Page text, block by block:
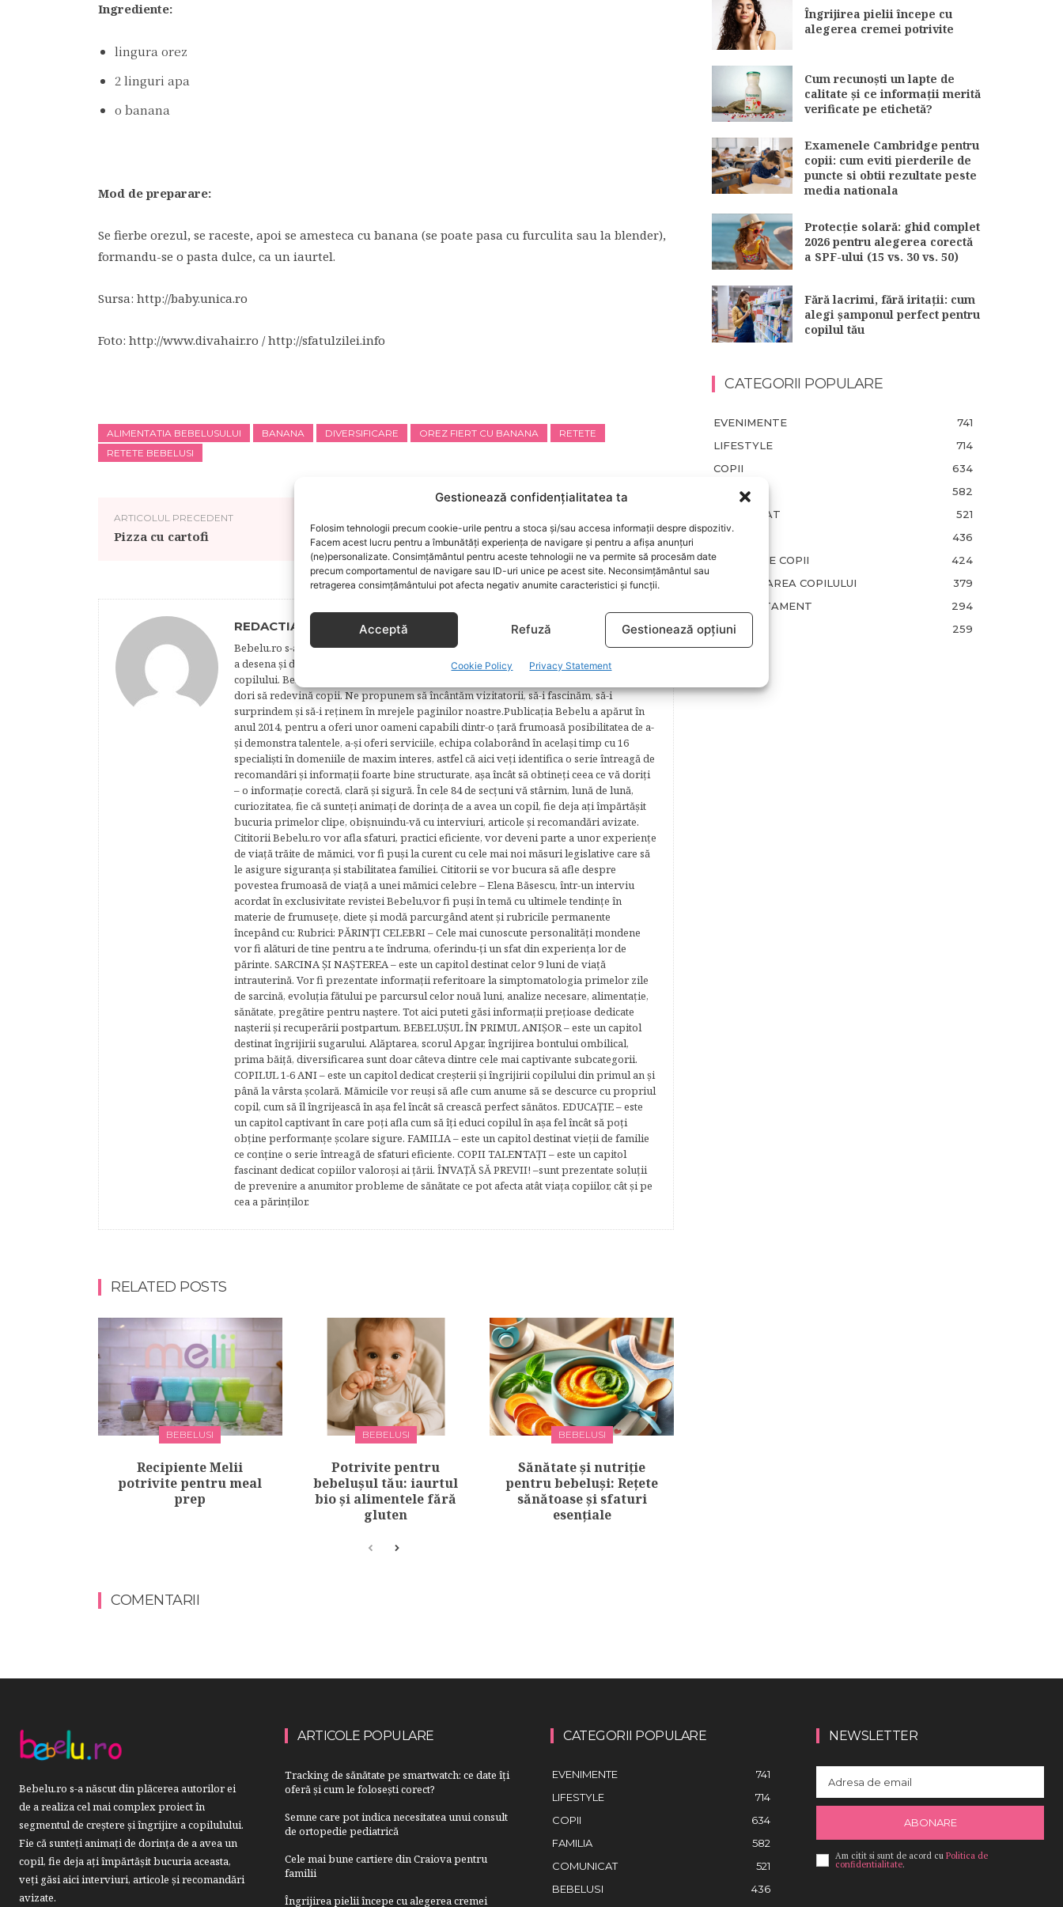
Gestionează confidențialitatea ta
Folosim tehnologii precum cookie-urile pentru a stoca și/sau accesa informații despre dispozitiv.
Facem acest lucru pentru a îmbunătăți experiența de navigare și pentru a afișa anunțuri
(ne)personalizate. Consimțământul pentru aceste tehnologii ne va permite să procesăm date
precum comportamentul de navigare sau ID-uri unice pe acest site. Neconsimțământul sau
retragerea consimțământului pot afecta negativ anumite caracteristici și funcții.
Acceptă Refuză Gestionează opțiuni
Cookie Policy Privacy Statement
Ingrediente:
lingura orez
2 linguri apa
o banana
Mod de preparare:
Se fierbe orezul, se raceste, apoi se amesteca cu banana (se poate pasa cu furculita sau la blender),
formandu-se o pasta dulce, ca un iaurtel.
Sursa: http://baby.unica.ro
Foto: http://www.divahair.ro / http://sfatulzilei.info
ALIMENTATIA BEBELUSULUI BANANA DIVERSIFICARE OREZ FIERT CU BANANA
RETETE
RETETE BEBELUSI
ARTICOLUL PRECEDENT
Pizza cu cartofi Ciorba de rosii
REDACTIA BEBELU
Bebelu.ro s-a născut din plăcerea autorilor ei de a scrie, din plăcerea graficienilor ei de
a desena şi de a realiza cel mai complex proiect în segmentul de creştere şi îngrijire a
copilului. Bebelu este o plaformă online pentru părinţi şi copii şi pentru cei care ar
dori să redevină copii. Ne propunem să încântăm vizitatorii, să-i fascinăm, să-i
surprindem şi să-i reţinem în mrejele paginilor noastre.​ Publicația Bebelu a apărut în
anul 2014, pentru a oferi unor oameni capabili dintr-o ţară frumoasă posibilitatea de a-
şi demonstra talentele, a-şi oferi serviciile, echipa colaborând în acelaşi timp cu 16
specialişti în domeniile de maxim interes, astfel că aici veţi identifica o serie întreagă de
recomandări şi informaţii foarte bine structurate, aşa încât să obtineţi ceea ce vă doriţi
– o informaţie corectă, clară şi sigură. În cele 84 de secțuni vă stârnim, lună de lună,
curiozitatea, fie că sunteţi animaţi de dorinţa de a avea un copil, fie deja aţi împărtăşit
bucuria primelor clipe, obişnuindu-vă cu interviuri, articole şi recomandări avizate.
Cititorii Bebelu.ro vor afla sfaturi, practici eficiente, vor deveni parte a unor experienţe
de viaţă trăite de mămici, vor fi puşi la curent cu cele mai noi măsuri legislative care să
le asigure siguranţa şi stabilitatea familiei. Cititorii se vor bucura să afle despre
povestea frumoasă de viață a unei mămici celebre – Elena Băsescu, într-un interviu
acordat în exclusivitate revistei Bebelu,vor fi puşi în temă cu ultimele tendinţe în
materie de frumuseţe, diete şi modă parcurgând atent şi rubricile permanente
începând cu: Rubrici: PĂRINŢI CELEBRI – Cele mai cunoscute personalităţi mondene
vor fi alături de tine pentru a te îndruma, oferindu-ţi un sfat din experienţa lor de
părinte. SARCINA ŞI NAŞTEREA – este un capitol destinat celor 9 luni de viaţă
intrauterină. Vor fi prezentate informaţii referitoare la simptomatologia primelor zile
de sarcină, evoluţia fătului pe parcursul celor nouă luni, analize necesare, alimentaţie,
sănătate, pregătire pentru naştere. Tot aici puteti găsi informaţii preţioase dedicate
naşterii şi recuperării postpartum. BEBELUŞUL ÎN PRIMUL ANIŞOR – este un capitol
destinat îngrijirii sugarului. Alăptarea, scorul Apgar, îngrijirea bontului ombilical,
prima băiţă, diversificarea sunt doar câteva dintre cele mai captivante subcategorii.
COPILUL 1-6 ANI – este un capitol dedicat creşterii şi îngrijirii copilului din primul an şi
până la vârsta şcolară. Mămicile vor reuşi să afle cum anume să se descurce cu propriul
copil, cum să îl îngrijească în aşa fel încât să crească perfect sănătos. EDUCAŢIE – este
un capitol captivant în care poţi afla cum să îţi educi copilul în aşa fel încât să poţi
obţine performanţe şcolare sigure. FAMILIA – este un capitol destinat vieţii de familie
ce conţine o serie întreagă de sfaturi eficiente. COPII TALENTAŢI – este un capitol
fascinant dedicat copiilor valoroși ai țării. ÎNVAŢĂ SĂ PREVII! –sunt prezentate soluţii
de prevenire a anumitor probleme de sănătate ce pot afecta atât viaţa copiilor, cât şi pe
cea a părinţilor.
RELATED POSTS
BEBELUSI
Recipiente Melii
potrivite pentru meal
prep
BEBELUSI
Potrivite pentru
bebelușul tău: iaurtul
bio și alimentele fără
gluten
BEBELUSI
Sănătate și nutriție
pentru bebeluși: Rețete
sănătoase și sfaturi
esențiale
COMENTARII
Îngrijirea pielii începe cu
alegerea cremei potrivite
Cum recunoști un lapte de
calitate și ce informații merită
verificate pe etichetă?
Examenele Cambridge pentru
copii: cum eviti pierderile de
puncte si obtii rezultate peste
media nationala
Protecție solară: ghid complet
2026 pentru alegerea corectă
a SPF-ului (15 vs. 30 vs. 50)
Fără lacrimi, fără iritații: cum
alegi șamponul perfect pentru
copilul tău
CATEGORII POPULARE
EVENIMENTE
741
LIFESTYLE
714
COPII
634
FAMILIA
582
COMUNICAT
521
436
SANATATE COPII
424
DEZVOLTAREA COPILULUI
379
COMPORTAMENT
294
RETETE
259
Bebelu.ro s-a născut din plăcerea autorilor ei
de a realiza cel mai complex proiect în
segmentul de creştere şi îngrijire a copilulului.
Fie că sunteţi animaţi de dorinţa de a avea un
copil, fie deja aţi împărtăşit bucuria aceasta,
veți găsi aici interviuri, articole şi recomandări
avizate.
ARTICOLE POPULARE
Tracking de sănătate pe smartwatch: ce date îți
oferă și cum le folosești corect?
Semne care pot indica necesitatea unui consult
de ortopedie pediatrică
Cele mai bune cartiere din Craiova pentru
familii
Îngrijirea pielii începe cu alegerea cremei
CATEGORII POPULARE
EVENIMENTE
741
LIFESTYLE
714
COPII
634
FAMILIA
582
COMUNICAT
521
BEBELUSI
436
NEWSLETTER
ABONARE
Am citit si sunt de acord cu Politica de
confidentialitate.